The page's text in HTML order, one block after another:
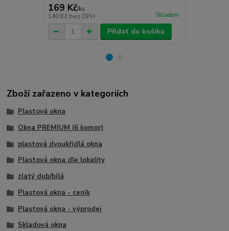
169 Kč/ks
140 Kč bez DPH Skladem
Přidat do košíku
Zboží zařazeno v kategoriích
Plastová okna
Okna PREMIUM (6 komor)
plastová dvoukřídlá okna
Plastová okna dle lokality
zlatý dub/bílá
Plastová okna - ceník
Plastová okna - výprodej
Skladová okna